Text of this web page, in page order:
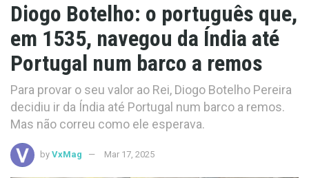
Diogo Botelho: o português que,
em 1535, navegou da Índia até
Portugal num barco a remos
Para provar o seu valor ao Rei, Diogo Botelho Pereira
decidiu ir da Índia até Portugal num barco a remos.
Mas não correu como ele esperava.
by VxMag Mar 17, 2025